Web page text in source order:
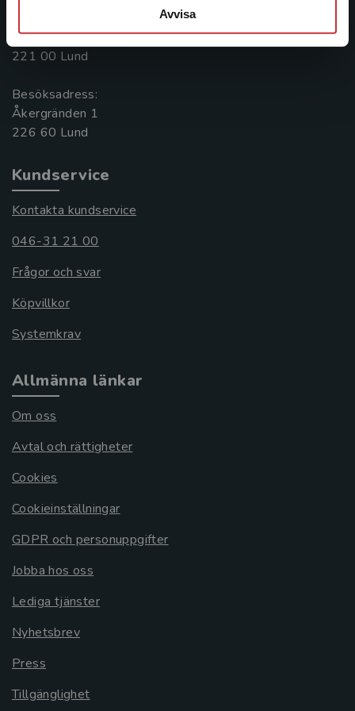
Avvisa
Box 141
221 00 Lund
Besöksadress:
Åkergränden 1
Kundservice
Kontakta kundservice
046-31 21 00
Frågor och svar
Köpvillkor
Systemkrav
Allmänna länkar
Om oss
Avtal och rättigheter
Cookies
Cookieinställningar
GDPR och personuppgifter
Jobba hos oss
Lediga tjänster
Nyhetsbrev
Press
Tillgänglighet